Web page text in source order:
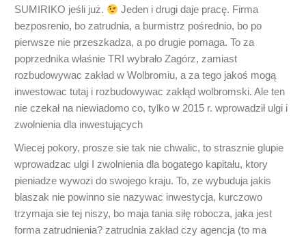
SUMIRIKO jeśli już.
Jeden i drugi daje pracę. Firma
bezposrenio, bo zatrudnia, a burmistrz pośrednio, bo po
pierwsze nie przeszkadza, a po drugie pomaga. To za
poprzednika właśnie TRI wybrało Zagórz, zamiast
rozbudowywac zakład w Wolbromiu, a za tego jakoś mogą
inwestowac tutaj i rozbudowywac zakłąd wolbromski. Ale ten
nie czekał na niewiadomo co, tylko w 2015 r. wprowadził ulgi i
zwolnienia dla inwestujących
Wiecej pokory, prosze sie tak nie chwalic, to strasznie glupie
wprowadzac ulgi I zwolnienia dla bogatego kapitału, ktory
pieniadze wywozi do swojego kraju. To, ze wybuduja jakis
blaszak nie powinno sie nazywac inwestycja, kurczowo
trzymaja sie tej niszy, bo maja tania siłę robocza, jaka jest
forma zatrudnienia? zatrudnia zakład czy agencja (to ma